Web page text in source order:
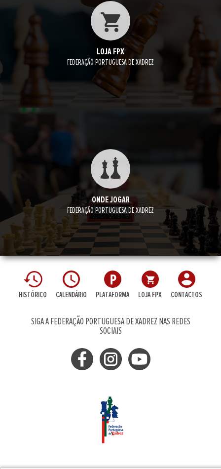
LOJA FPX
FEDERAÇÃO PORTUGUESA DE XADREZ
ONDE JOGAR
FEDERAÇÃO PORTUGUESA DE XADREZ
HISTÓRICO CALENDÁRIO PLATAFORMA LOJA FPX CONTACTOS
SIGA A FEDERAÇÃO PORTUGUESA DE XADREZ NAS REDES
SOCIAIS